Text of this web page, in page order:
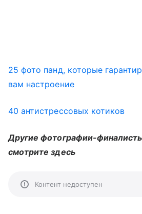
25 фото панд, которые
вам настроение
40 антистрессовых котиков
Другие фотографии-
смотрите здесь
Контент недоступен